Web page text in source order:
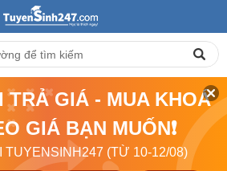
TRẢ GIÁ - MUA KHOÁ
GIÁ BẠN MUỐN❗
TUYENSINH247 (TỪ 10-12/08)